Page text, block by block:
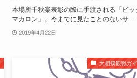
本場所千秋楽表彰の際に手渡される「ビッ
マカロン」。今までに見たことのないサ...
2019年4月22日
大相撲観戦ガ